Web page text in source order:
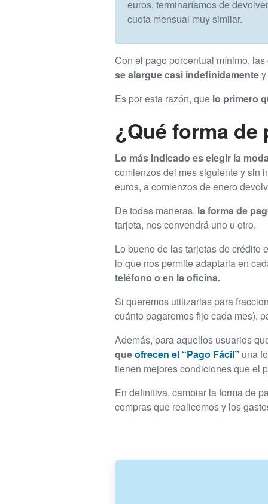
euros, terminaríamos de
cuota mensual muy similar.
Con el pago porcentual mínimo,
se alargue casi indefinidamente
Es por esta razón, que lo primero
¿Qué forma
Lo más indicado es elegir la
comienzos del mes siguiente y sin
euros, a comienzos de enero
De todas maneras, la forma de
tarjeta, nos convendrá uno u otro.
Lo bueno de las tarjetas de crédito
lo que nos permite adaptarla en
teléfono o en la oficina.
Si queremos utilizarlas para
cuánto pagaremos fijo cada mes),
Además, para aquellos usuarios
queofrecen el “Pago Fácil” una
tienen mejores condiciones que el
En definitiva, cambiar la forma de
compras que realicemos y los